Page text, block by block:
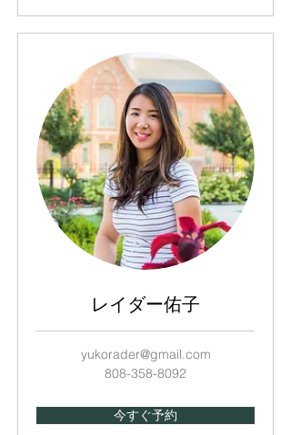
レイダー佑子
yukorader@gmail.com
808-358-8092
今すぐ予約